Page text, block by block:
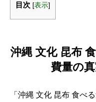
目次 [表示]
沖縄 文化 昆布
費量の
「沖縄 文化 昆布 食べ